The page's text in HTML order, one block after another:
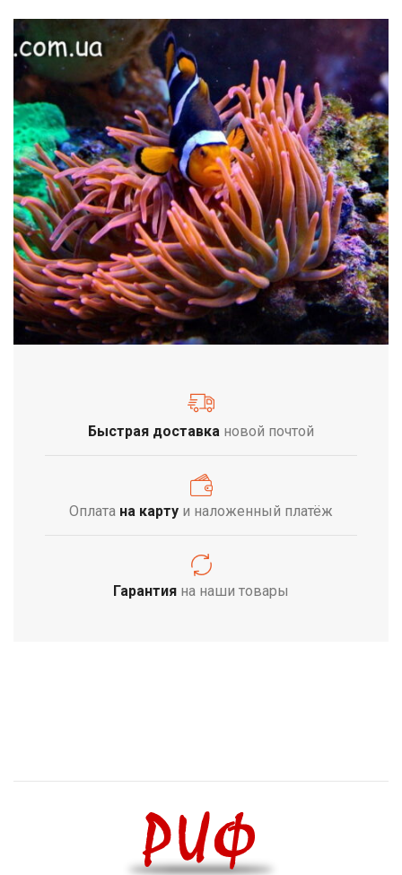
Быстрая доставка новой почтой
Оплата на карту и наложенный платёж
Гарантия на наши товары